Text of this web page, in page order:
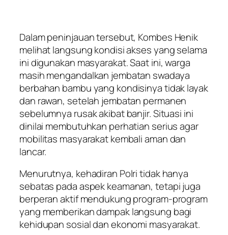
Dalam peninjauan tersebut, Kombes Henik
melihat langsung kondisi akses yang selama
ini digunakan masyarakat. Saat ini, warga
masih mengandalkan jembatan swadaya
berbahan bambu yang kondisinya tidak layak
dan rawan, setelah jembatan permanen
sebelumnya rusak akibat banjir. Situasi ini
dinilai membutuhkan perhatian serius agar
mobilitas masyarakat kembali aman dan
lancar.
Menurutnya, kehadiran Polri tidak hanya
sebatas pada aspek keamanan, tetapi juga
berperan aktif mendukung program-program
yang memberikan dampak langsung bagi
kehidupan sosial dan ekonomi masyarakat.